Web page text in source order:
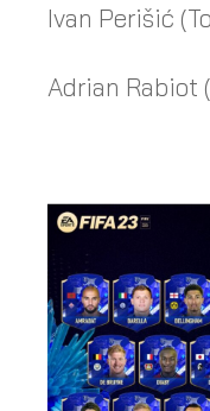
Ivan Perišić
Adrian Rabiot